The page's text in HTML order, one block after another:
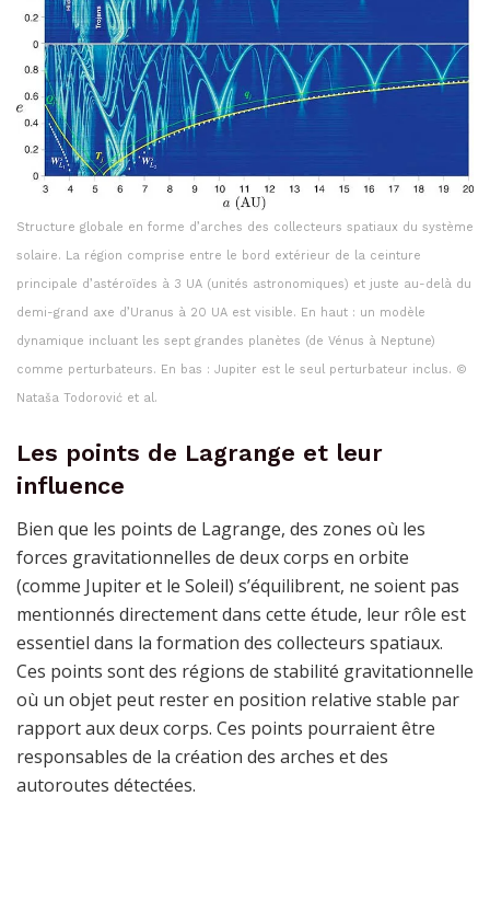
Structure globale en forme d’arches des collecteurs spatiaux du système
solaire. La région comprise entre le bord extérieur de la ceinture
principale d’astéroïdes à 3 UA (unités astronomiques) et juste au-delà du
demi-grand axe d’Uranus à 20 UA est visible. En haut : un modèle
dynamique incluant les sept grandes planètes (de Vénus à Neptune)
comme perturbateurs. En bas : Jupiter est le seul perturbateur inclus. ©
Nataša Todorović et al.
Les points de Lagrange et leur
influence
Bien que les points de Lagrange, des zones où les
forces gravitationnelles de deux corps en orbite
(comme Jupiter et le Soleil) s’équilibrent, ne soient pas
mentionnés directement dans cette étude, leur rôle est
essentiel dans la formation des collecteurs spatiaux.
Ces points sont des régions de stabilité gravitationnelle
où un objet peut rester en position relative stable par
rapport aux deux corps. Ces points pourraient être
responsables de la création des arches et des
autoroutes détectées.